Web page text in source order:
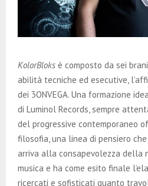
KolorBloks è composto da sei
abilità tecniche ed esecutive,
dei 3ONVEGA. Una formazione
di Luminol Records, sempre
del progressive contemporaneo
filosofia, una linea di pensiero
arriva alla consapevolezza della
musica e ha come esito finale
ricercati e sofisticati quanto